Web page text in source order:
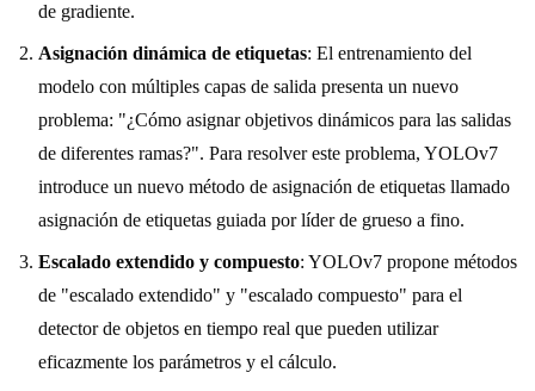
de gradiente.
Asignación dinámica de etiquetas: El entrenamiento del
modelo con múltiples capas de salida presenta un nuevo
problema: "¿Cómo asignar objetivos dinámicos para las salidas
de diferentes ramas?". Para resolver este problema, YOLOv7
introduce un nuevo método de asignación de etiquetas llamado
asignación de etiquetas guiada por líder de grueso a fino.
Escalado extendido y compuesto: YOLOv7 propone métodos
de "escalado extendido" y "escalado compuesto" para el
detector de objetos en tiempo real que pueden utilizar
eficazmente los parámetros y el cálculo.